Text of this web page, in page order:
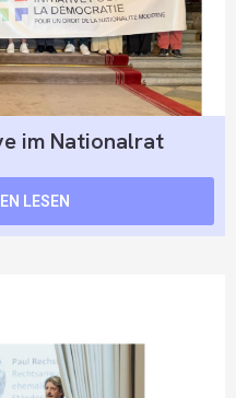
im Nationalrat
LESEN